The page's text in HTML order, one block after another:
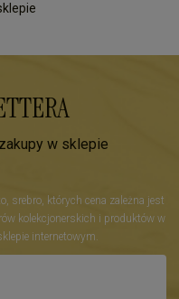
w sklepie
srebro, których cena zależna jest
kolekcjonerskich i produktów w
internetowym.